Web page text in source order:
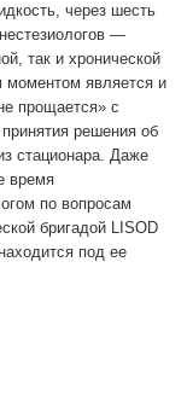
через шесть
—
так и хронической
моментом является и
прощается» с
решения об
стационара. Даже
время
по вопросам
бригадой LISOD
под ее